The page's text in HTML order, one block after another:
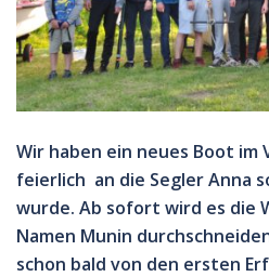
Wir haben ein neues Boot im
feierlich an die Segler Anna
wurde. Ab sofort wird es die
Namen Munin
schon bald von den ersten